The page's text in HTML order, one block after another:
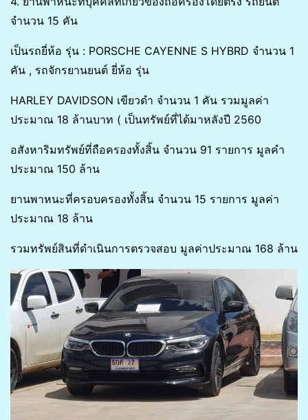
จำนวน 15 คัน
เป็นรถยี่ห้อ รุ่น : PORSCHE CAYENNE S HYBRD จำนวน 1
คัน , รถจักรยานยนต์ ยี่ห้อ รุ่น
HARLEY DAVIDSON เขียวดำ จำนวน 1 คัน รวมมูลค่า
ประมาณ 18 ล้านบาท ( เป็นทรัพย์ที่ได้มาหลังปี 2560
อสังหาริมทรัพย์ที่ถือครองทั้งสิ้น จำนวน 91 รายการ มูลคำ
ประมาณ 150 ล้าน
ยานพาหนะที่ครอบครองทั้งสิ้น จำนวน 15 รายการ มูลค่า
ประมาณ 18 ล้าน
รวมทรัพย์สินที่ดำเนินการตรวจสอบ มูลค่าประมาณ 168 ล้าน